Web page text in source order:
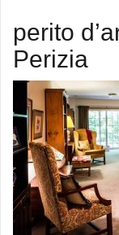
perito
Perizia